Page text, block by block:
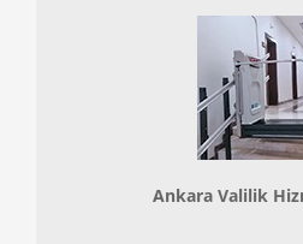
Ankara Valilik